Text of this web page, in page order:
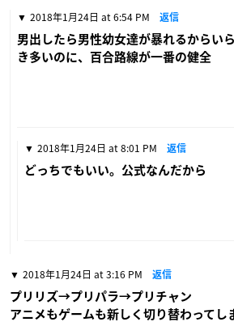
2018年1月24日 at 6:54 PM 返信
男出したら男性幼女達が暴れるからい
き多いのに、百合路線が一番の健全
2018年1月24日 at 8:01 PM 返信
どっちでもいい。公式なんだから
2018年1月24日 at 3:16 PM 返信
プリリズ→プリパラ→プリチャン
アニメもゲームも新しく切り替わってし